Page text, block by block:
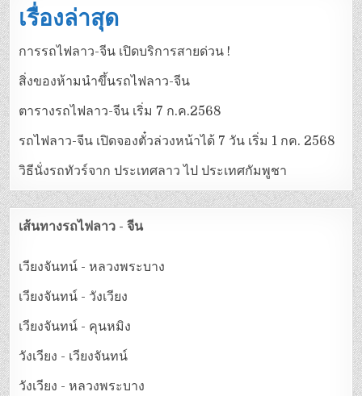
เรื่องล่าสุด
การรถไฟลาว-จีน เปิดบริการสายด่วน !
สิ่งของห้ามนำขึ้นรถไฟลาว-จีน
ตารางรถไฟลาว-จีน เริ่ม 7 ก.ค.2568
รถไฟลาว-จีน เปิดจองตั๋วล่วงหน้าได้ 7 วัน เริ่ม 1 กค. 2568
วิธีนั่งรถทัวร์จาก ประเทศลาว ไป ประเทศกัมพูชา
เส้นทางรถไฟลาว - จีน
เวียงจันทน์ - หลวงพระบาง
เวียงจันทน์ - วังเวียง
เวียงจันทน์ - คุนหมิง
วังเวียง - เวียงจันทน์
วังเวียง - หลวงพระบาง